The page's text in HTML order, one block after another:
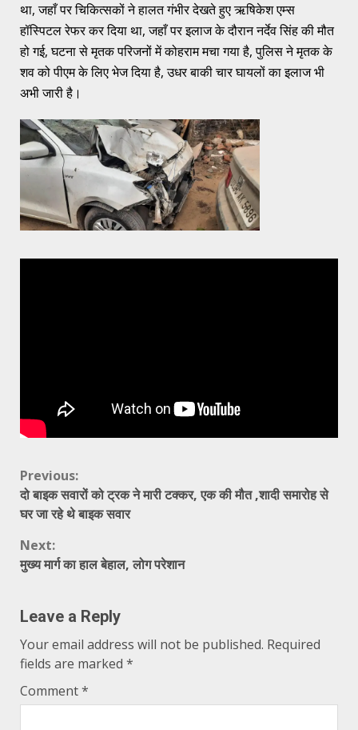
था, जहाँ पर चिकित्सकों ने हालत गंभीर देखते हुए ऋषिकेश एम्स
हॉस्पिटल रेफर कर दिया था, जहाँ पर इलाज के दौरान नर्देव सिंह की मौत
हो गई, घटना से मृतक परिजनों में कोहराम मचा गया है, पुलिस ने मृतक के
शव को पीएम के लिए भेज दिया है, उधर बाकी चार घायलों का इलाज भी
अभी जारी है।
Continue
Reading
Previous:
दो बाइक सवारों को ट्रक ने मारी टक्कर, एक की मौत ,शादी समारोह से
घर जा रहे थे बाइक सवार
Next:
मुख्य मार्ग का हाल बेहाल, लोग परेशान
Leave a Reply
Your email address will not be published. Required
fields are marked *
Comment*